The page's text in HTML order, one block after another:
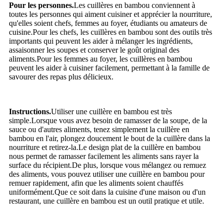
Pour les personnes.Les cuillères en bambou conviennent à
toutes les personnes qui aiment cuisiner et apprécier la nourriture,
qu'elles soient chefs, femmes au foyer, étudiants ou amateurs de
cuisine.Pour les chefs, les cuillères en bambou sont des outils très
importants qui peuvent les aider à mélanger les ingrédients,
assaisonner les soupes et conserver le goût original des
aliments.Pour les femmes au foyer, les cuillères en bambou
peuvent les aider à cuisiner facilement, permettant à la famille de
savourer des repas plus délicieux.
Instructions.Utiliser une cuillère en bambou est très
simple.Lorsque vous avez besoin de ramasser de la soupe, de la
sauce ou d'autres aliments, tenez simplement la cuillère en
bambou en l'air, plongez doucement le bout de la cuillère dans la
nourriture et retirez-la.Le design plat de la cuillère en bambou
nous permet de ramasser facilement les aliments sans rayer la
surface du récipient.De plus, lorsque vous mélangez ou remuez
des aliments, vous pouvez utiliser une cuillère en bambou pour
remuer rapidement, afin que les aliments soient chauffés
uniformément.Que ce soit dans la cuisine d'une maison ou d'un
restaurant, une cuillère en bambou est un outil pratique et utile.